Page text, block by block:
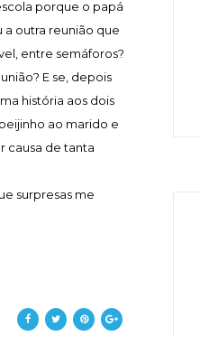
porque o papá
a outra reunião que
entre semáforos?
E se, depois
história aos dois
ao marido e
causa de tanta
surpresas me